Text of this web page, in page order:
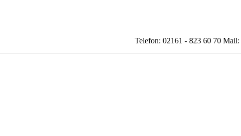
Telefon: 02161 - 823 60 70 Mail: